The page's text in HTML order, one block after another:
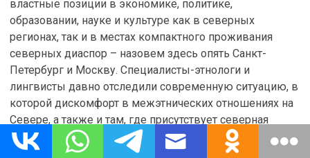
властные позиции в экономике, политике,
образовании, науке и культуре как в северных
регионах, так и в местах компактного проживания
северных диаспор – назовем здесь опять Санкт-
Петербург и Москву. Специалисты-этнологи и
лингвисты давно отследили современную ситуацию, в
которой дискомфорт в межэтнических отношениях на
Севере, а также и там, где присутствует северная
диаспора, исходит именно из среды национальных
элит. На конгрессе, как явствует из списка участников